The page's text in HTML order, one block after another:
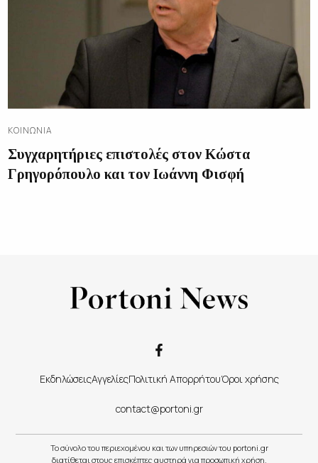
ΚΟΙΝΩΝΊΑ
Συγχαρητήριες επιστολές στον Κώστα
Γρηγορόπουλο και τον Ιωάννη Φισφή
ΕκδηλώσειςΑγγελίεςΠολιτική ΑπορρήτουΌροι χρήσης
contact@portoni.gr
Το σύνολο του περιεχομένου και των υπηρεσιών του portoni.gr
διατίθεται στους επισκέπτες αυστηρά για προσωπική χρήση.